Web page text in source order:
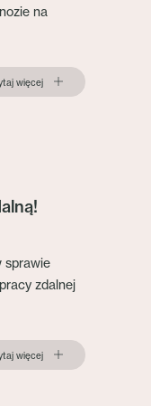
na
więcej
sprawie
zdalnej
więcej